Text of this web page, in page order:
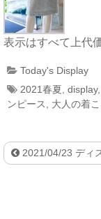
表示はすべて上代
Today's Display
2021春夏 display,
ンピース
大人の着
2021/04/23 ディ